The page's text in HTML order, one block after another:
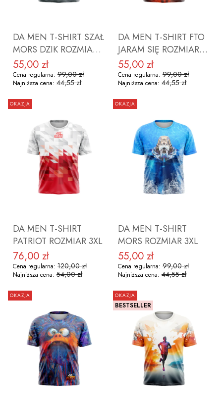
DA MEN T-SHIRT SZAŁ
MORS DZIK ROZMIAR
2XL
Cena promocyjna
55,00 zł
Cena regularna: 99,00 zł
Najniższa cena: 44,55 zł
DO KOSZYKA
DA MEN T-SHIRT FTO
JARAM SIĘ ROZMIAR
2XL
Cena promocyjna
55,00 zł
Cena regularna: 99,00 zł
Najniższa cena: 44,55 zł
DO KOSZYKA
OKAZJA
DA MEN T-SHIRT
PATRIOT ROZMIAR 3XL
Cena promocyjna
76,00 zł
Cena regularna: 120,00 zł
Najniższa cena: 54,00 zł
DO KOSZYKA
OKAZJA
DA MEN T-SHIRT
MORS ROZMIAR 3XL
Cena promocyjna
55,00 zł
Cena regularna: 99,00 zł
Najniższa cena: 44,55 zł
DO KOSZYKA
OKAZJA OKAZJA
BESTSELLER